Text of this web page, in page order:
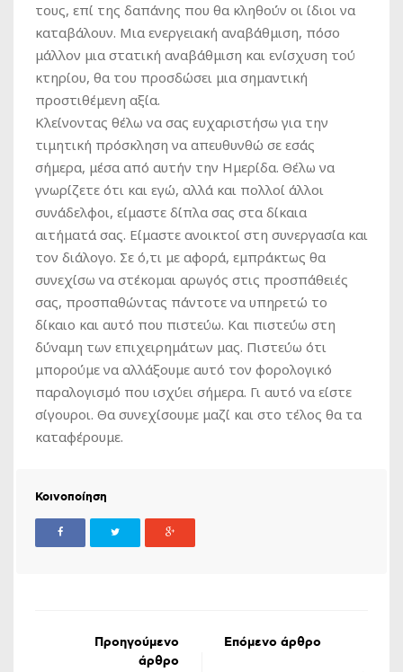
τους, επί της δαπάνης που θα κληθούν οι ίδιοι να
καταβάλουν. Μια ενεργειακή αναβάθμιση, πόσο
μάλλον μια στατική αναβάθμιση και ενίσχυση τού
κτηρίου, θα του προσδώσει μια σημαντική
προστιθέμενη αξία.
Κλείνοντας θέλω να σας ευχαριστήσω για την
τιμητική πρόσκληση να απευθυνθώ σε εσάς
σήμερα, μέσα από αυτήν την Ημερίδα. Θέλω να
γνωρίζετε ότι και εγώ, αλλά και πολλοί άλλοι
συνάδελφοι, είμαστε δίπλα σας στα δίκαια
αιτήματά σας. Είμαστε ανοικτοί στη συνεργασία και
τον διάλογο. Σε ό,τι με αφορά, εμπράκτως θα
συνεχίσω να στέκομαι αρωγός στις προσπάθειές
σας, προσπαθώντας πάντοτε να υπηρετώ το
δίκαιο και αυτό που πιστεύω. Και πιστεύω στη
δύναμη των επιχειρημάτων μας. Πιστεύω ότι
μπορούμε να αλλάξουμε αυτό τον φορολογικό
παραλογισμό που ισχύει σήμερα. Γι αυτό να είστε
σίγουροι. Θα συνεχίσουμε μαζί και στο τέλος θα τα
καταφέρουμε.
Κοινοποίηση
Προηγούμενο
άρθρο
Επόμενο άρθρο